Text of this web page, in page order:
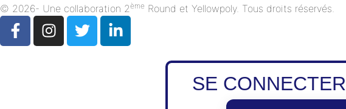
© 2026- Une collaboration 2ème Round et Yellowpoly. Tous droits réservés.
SE CONNECTER